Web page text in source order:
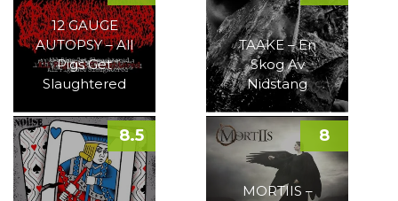
12 GAUGE
AUTOPSY – All
Pigs Get
Slaughtered
TAAKE – En
Skog Av
Nidstang
8.5
MORTIIS –
8